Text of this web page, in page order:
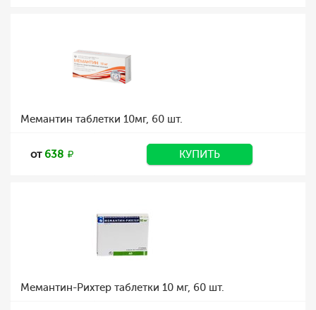
Мемантин таблетки 10мг, 60 шт.
от638 КУПИТЬ
Мемантин-Рихтер таблетки 10 мг, 60 шт.